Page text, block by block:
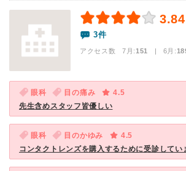
3.84
3件
アクセス数 7月:151 | 6月:
眼科 目の痛み
4.5
先生含めスタッフ皆優しい
眼科 目のかゆみ
4.5
コンタクトレンズを購入するために受診してい